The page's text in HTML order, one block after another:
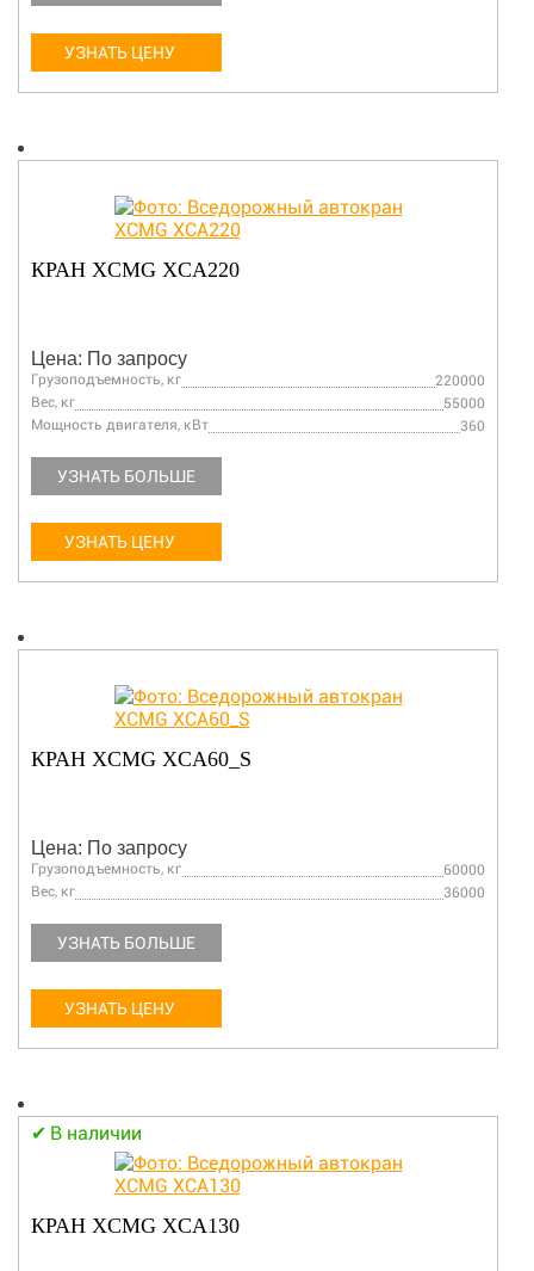
УЗНАТЬ ЦЕНУ
КРАН XCMG XCA220
Цена: По запросу
Грузоподъемность, кг
220000
Вес, кг
55000
Мощность двигателя, кВт
360
УЗНАТЬ БОЛЬШЕ
УЗНАТЬ ЦЕНУ
КРАН XCMG XCA60_S
Цена: По запросу
Грузоподъемность, кг
60000
Вес, кг
36000
УЗНАТЬ БОЛЬШЕ
УЗНАТЬ ЦЕНУ
В наличии
КРАН XCMG XCA130